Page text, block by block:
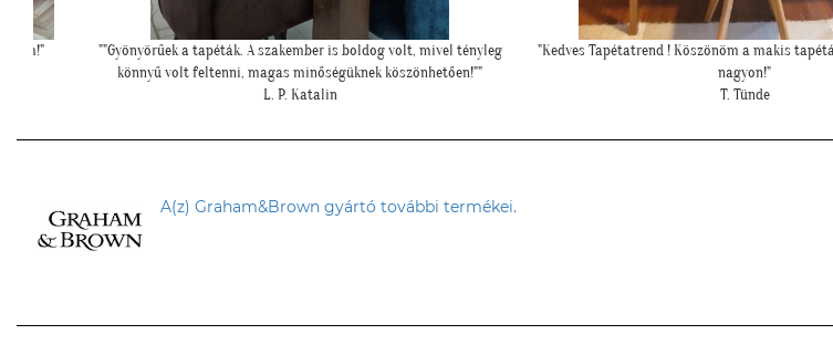
tényleg
"Kedves Tapétatrend ! Köszönöm a makis tapétát. Jó választás lett
nagyon!"
T. Tünde
"Elkészültünk, szuper lett. :)"
R. Viktória
A(z) Graham&Brown gyártó további termékei.